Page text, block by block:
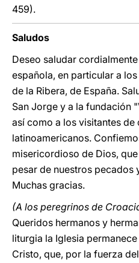
459).
Saludos
Deseo saludar
española, en particular a
de la Ribera, de España.
San Jorge y a la fundación
así como a los visitantes de
latinoamericanos.
misericordioso de Dios,
pesar de nuestros pecados
Muchas gracias.
(A los peregrinos de
Queridos hermanos y
liturgia la Iglesia
Cristo, que, por la fuerza